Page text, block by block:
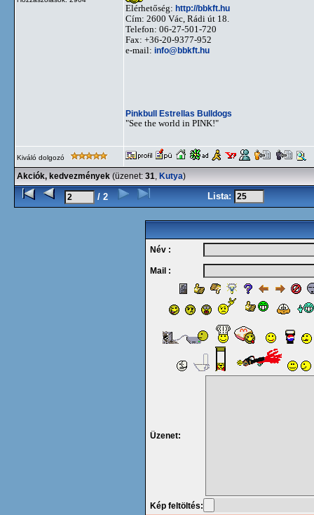
Elérhetőség: http://bbkft.hu
Cím: 2600 Vác, Rádi út 18.
Telefon: 06-27-501-720
Fax: +36-20-9377-952
e-mail: info@bbkft.hu
Pinkbull Estrellas Bulldogs
"See the world in PINK!"
Kiváló dolgozó
Akciók, kedvezmények (üzenet: 31, Kutya)
/ 2 Lista:
Név :
Mail :
Üzenet:
Kép feltöltés: